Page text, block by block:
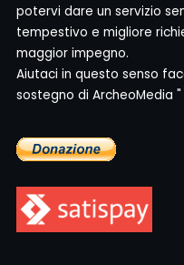
potervi dare un servizio
tempestivo e migliore
maggior impegno.
Aiutaci in questo senso
sostegno di ArcheoMedia "